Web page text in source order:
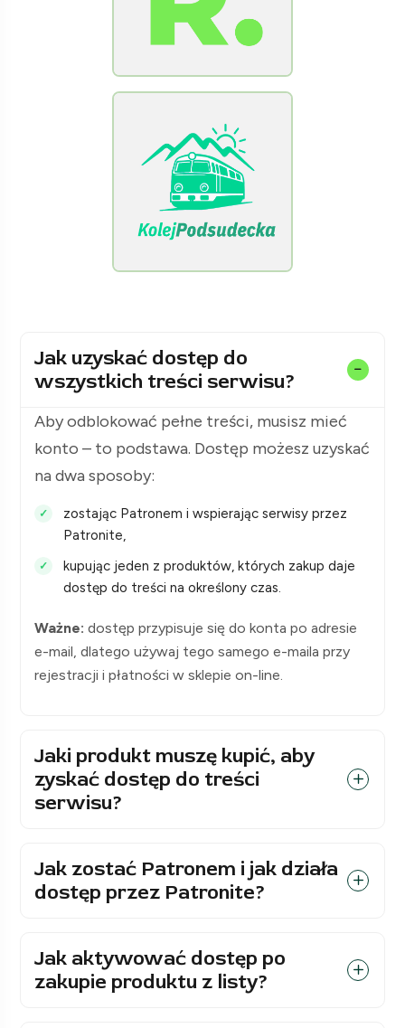
Jak uzyskać dostęp do
wszystkich treści serwisu?
Aby odblokować pełne treści, musisz mieć
konto – to podstawa. Dostęp możesz uzyskać
na dwa sposoby:
zostając Patronem i wspierając serwisy przez
Patronite,
kupując jeden z produktów, których zakup daje
dostęp do treści na określony czas.
Ważne: dostęp przypisuje się do konta po adresie
e-mail, dlatego używaj tego samego e-maila przy
rejestracji i płatności w sklepie on-line.
Jaki produkt muszę kupić, aby
zyskać dostęp do treści
serwisu?
Jak zostać Patronem i jak działa
dostęp przez Patronite?
Jak aktywować dostęp po
zakupie produktu z listy?